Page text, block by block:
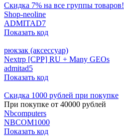
Скидка 7% на все группы товаров!
Shop-neoline
ADMITAD7
Показать код
рюкзак (аксессуар)
Nextrp [CPP] RU + Many GEOs
admitad5
Показать код
Скидка 1000 рублей при покупке
При покупке от 40000 рублей
Nbcomputers
NBCOM1000
Показать код